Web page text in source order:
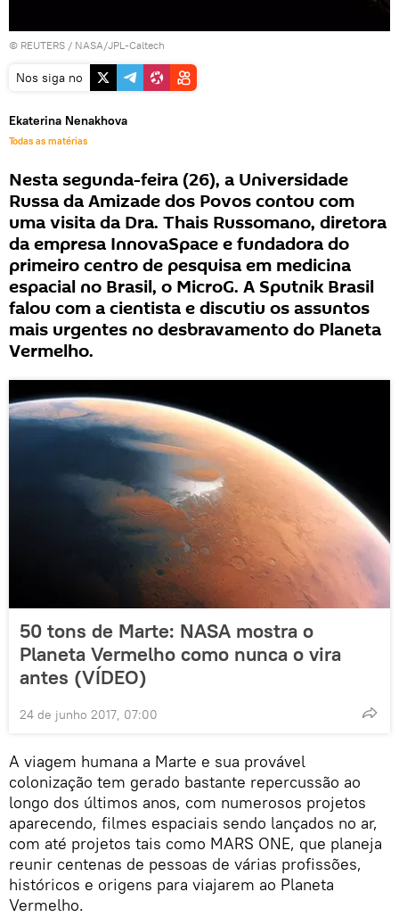
© REUTERS / NASA/JPL-Caltech
Nos siga no
Ekaterina Nenakhova
Todas as matérias
Nesta segunda-feira (26), a Universidade
Russa da Amizade dos Povos contou com
uma visita da Dra. Thais Russomano, diretora
da empresa InnovaSpace e fundadora do
primeiro centro de pesquisa em medicina
espacial no Brasil, o MicroG. A Sputnik Brasil
falou com a cientista e discutiu os assuntos
mais urgentes no desbravamento do Planeta
Vermelho.
50 tons de Marte: NASA mostra o
Planeta Vermelho como nunca o vira
antes (VÍDEO)
24 de junho 2017, 07:00
A viagem humana a Marte e sua provável
colonização tem gerado bastante repercussão ao
longo dos últimos anos, com numerosos projetos
aparecendo, filmes espaciais sendo lançados no ar,
com até projetos tais como MARS ONE, que planeja
reunir centenas de pessoas de várias profissões,
históricos e origens para viajarem ao Planeta
Vermelho.